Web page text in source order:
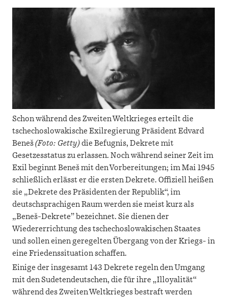
Schon während des Zweiten Weltkrieges erteilt die
tschechoslowakische Exilregierung Präsident Edvard
Beneš(Foto: Getty)die Befugnis, Dekrete mit
Gesetzesstatus zu erlassen. Noch während seiner Zeit im
Exil beginnt Beneš mit den Vorbereitungen; im Mai 1945
schließlich erlässt er die ersten Dekrete. Offiziell heißen
sie „Dekrete des Präsidenten der Republik“, im
deutschsprachigen Raum werden sie meist kurz als
„Beneš-Dekrete” bezeichnet. Sie dienen der
Wiedererrichtung des tschechoslowakischen Staates
und sollen einen geregelten Übergang von der Kriegs- in
eine Friedenssituation schaffen.
Einige der insgesamt 143 Dekrete regeln den Umgang
mit den Sudetendeutschen, die für ihre „Illoyalität“
während des Zweiten Weltkrieges bestraft werden